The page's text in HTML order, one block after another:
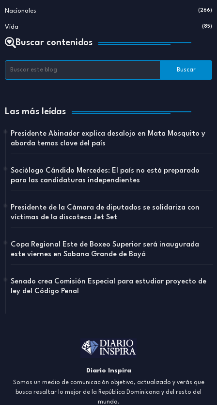
Nacionales (266)
Vida (85)
Buscar contenidos
Las más leídas
Presidente Abinader explica desalojo en Mata Mosquito y
aborda temas clave del país
Sociólogo Cándido Mercedes: El país no está preparado
para las candidaturas independientes
Presidente de la Cámara de diputados se solidariza con
víctimas de la discoteca Jet Set
Copa Regional Este de Boxeo Superior será inaugurada
este viernes en Sabana Grande de Boyá
Senado crea Comisión Especial para estudiar proyecto de
ley del Código Penal
Diario Inspira
Somos un medio de comunicación objetivo, actualizado y verás que
busca resaltar lo mejor de la República Dominicana y del resto del
mundo.